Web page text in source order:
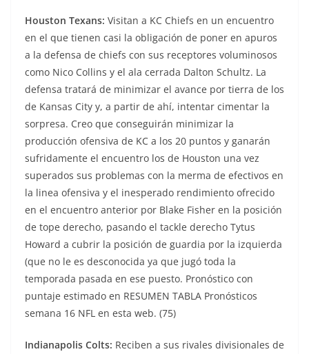
Houston Texans: Visitan a KC Chiefs en un encuentro
en el que tienen casi la obligación de poner en apuros
a la defensa de chiefs con sus receptores voluminosos
como Nico Collins y el ala cerrada Dalton Schultz. La
defensa tratará de minimizar el avance por tierra de los
de Kansas City y, a partir de ahí, intentar cimentar la
sorpresa. Creo que conseguirán minimizar la
producción ofensiva de KC a los 20 puntos y ganarán
sufridamente el encuentro los de Houston una vez
superados sus problemas con la merma de efectivos en
la linea ofensiva y el inesperado rendimiento ofrecido
en el encuentro anterior por Blake Fisher en la posición
de tope derecho, pasando el tackle derecho Tytus
Howard a cubrir la posición de guardia por la izquierda
(que no le es desconocida ya que jugó toda la
temporada pasada en ese puesto. Pronóstico con
puntaje estimado en RESUMEN TABLA Pronósticos
semana 16 NFL en esta web. (75)
Indianapolis Colts: Reciben a sus rivales divisionales de